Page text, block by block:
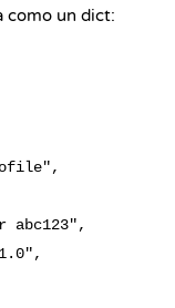
como un dict:
abc123",